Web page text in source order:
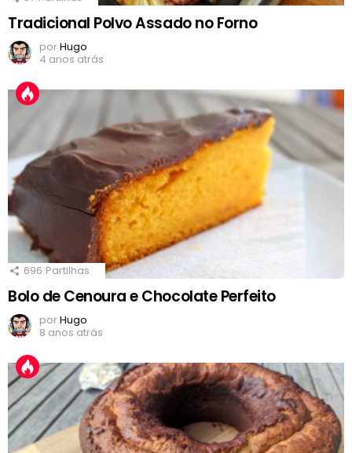
Tradicional Polvo Assado no Forno
porHugo
4 anos atrás
696 Partilhas
Bolo de Cenoura e Chocolate Perfeito
porHugo
8 anos atrás